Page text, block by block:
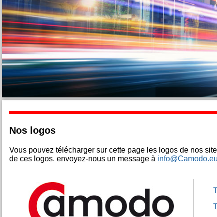
Nos logos
Vous pouvez télécharger sur cette page les logos de nos
de ces logos, envoyez-nous un message à